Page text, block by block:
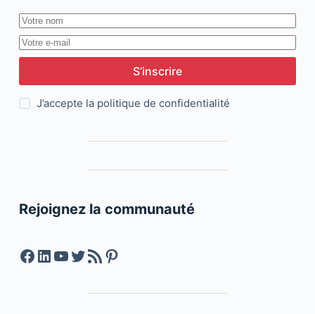
S’inscrire
J’accepte la politique de confidentialité
Rejoignez la communauté
Facebook
LinkedIn
YouTube
Twitter
Feed RSSPinterest